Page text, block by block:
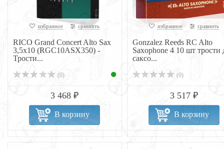
избранное сравнить
RICO Grand Concert Alto Sax
3,5x10 (RGC10ASX350) -
Трости...
(0)
3 468 ₽
В корзину
избранное сравнить
Gonzalez Reeds RC Alto
Saxophone 4 10 шт трости
саксо...
(0)
3 517 ₽
В корзину